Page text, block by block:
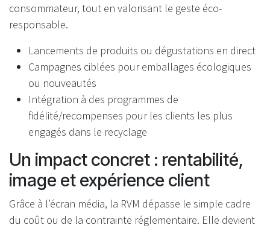
consommateur, tout en valorisant le geste éco-
responsable.
Lancements de produits ou dégustations en direct
Campagnes ciblées pour emballages écologiques
ou nouveautés
Intégration à des programmes de
fidélité/recompenses pour les clients les plus
engagés dans le recyclage
Un impact concret : rentabilité,
image et expérience client
Grâce à l’écran média, la RVM dépasse le simple cadre
du coût ou de la contrainte réglementaire. Elle devient